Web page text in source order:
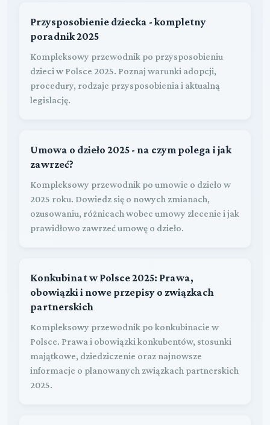
Przysposobienie dziecka - kompletny
poradnik 2025
Kompleksowy przewodnik po przysposobieniu
dzieci w Polsce 2025. Poznaj warunki adopcji,
procedury, rodzaje przysposobienia i aktualną
legislację.
Umowa o dzieło 2025 - na czym polega i jak
zawrzeć?
Kompleksowy przewodnik po umowie o dzieło w
2025 roku. Dowiedz się o nowych zmianach,
ozusowaniu, różnicach wobec umowy zlecenie i jak
prawidłowo zawrzeć umowę o dzieło.
Konkubinat w Polsce 2025: Prawa,
obowiązki i nowe przepisy o związkach
partnerskich
Kompleksowy przewodnik po konkubinacie w
Polsce. Prawa i obowiązki konkubentów, stosunki
majątkowe, dziedziczenie oraz najnowsze
informacje o planowanych związkach partnerskich
2025.